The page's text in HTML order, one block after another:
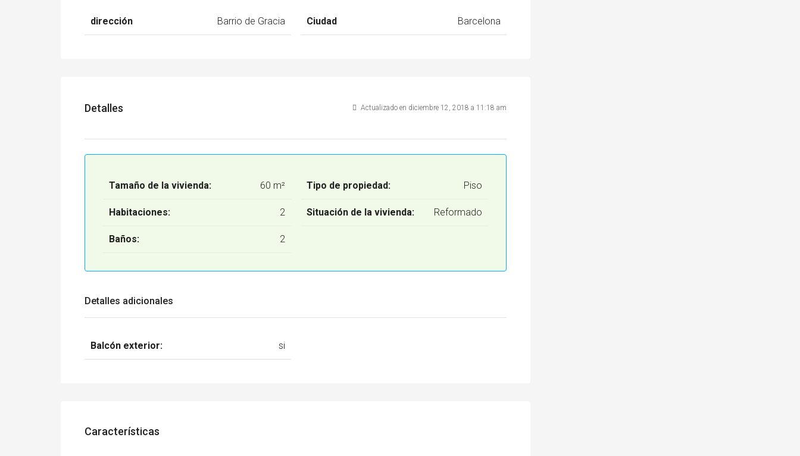
dirección Barrio de Gracia Ciudad Barcelona
Detalles Actualizado en diciembre 12, 2018 a 11:18 am
Tamaño de la vivienda: 60 m²
Habitaciones: 2
Baños: 2
Tipo de propiedad: Piso
Situación de la vivienda: Reformado
Detalles adicionales
Balcón exterior: si
Características